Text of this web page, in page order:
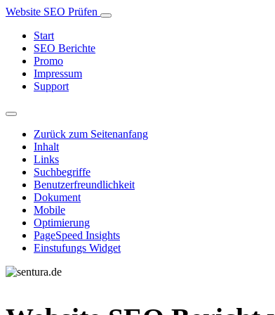
Website SEO Prüfen
Start
SEO Berichte
Promo
Impressum
Support
Zurück zum Seitenanfang
Inhalt
Links
Suchbegriffe
Benutzerfreundlichkeit
Dokument
Mobile
Optimierung
PageSpeed Insights
Einstufungs Widget